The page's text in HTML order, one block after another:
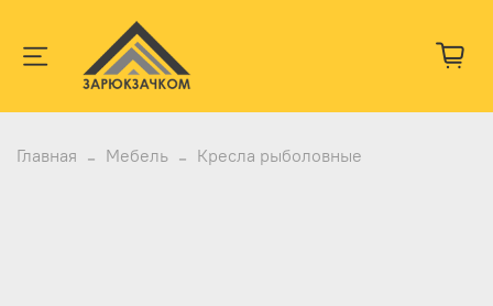
Главная Мебель Кресла рыболовные